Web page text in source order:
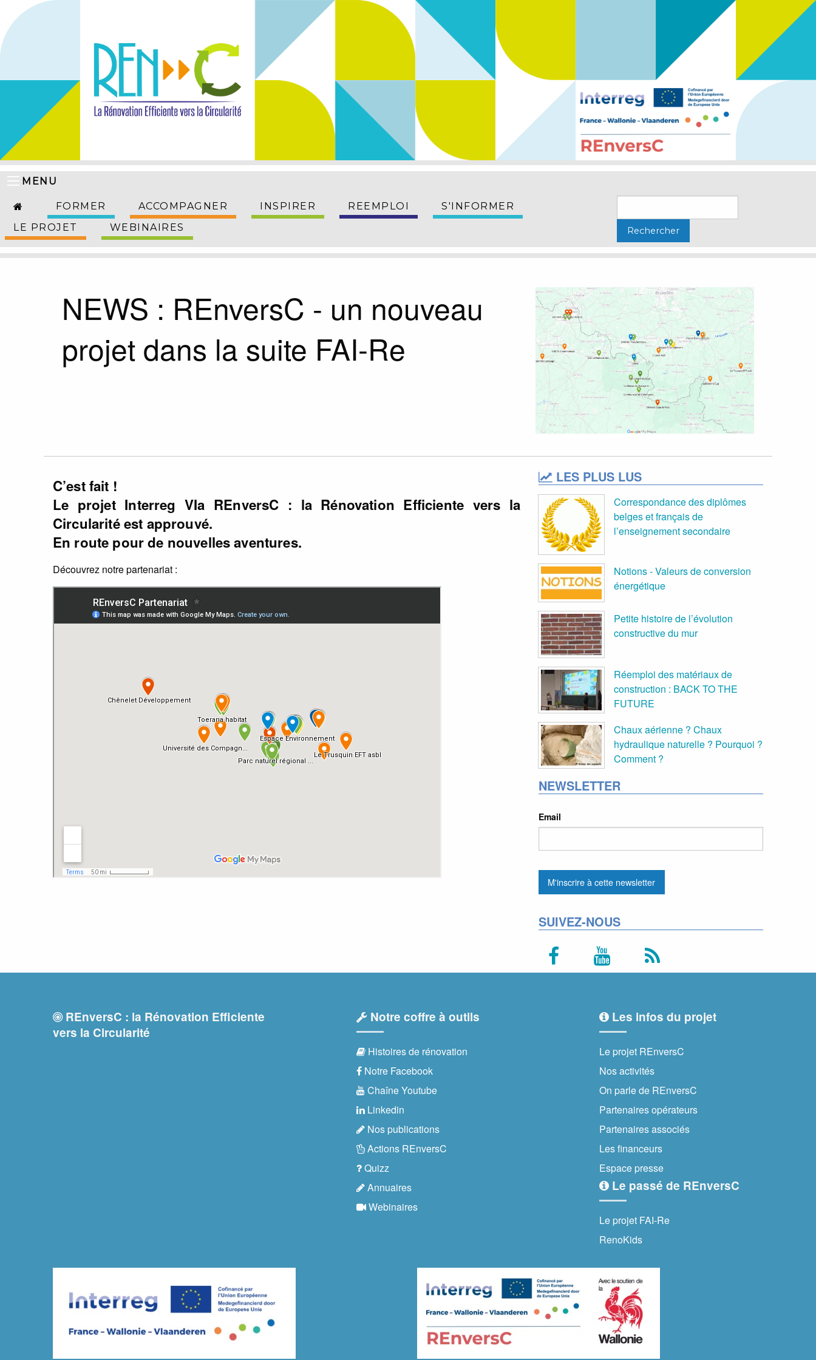
MENU
FORMER ACCOMPAGNER INSPIRER REEMPLOI
S'INFORMER
LE PROJET
WEBINAIRES
NEWS : REnversC - un nouveau
projet dans la suite FAI-Re
C’est fait !
Le projet Interreg VIa REnversC : la Rénovation Efficiente vers la
Circularité est approuvé.
En route pour de nouvelles aventures.
Découvrez notre partenariat :
LES PLUS LUS
Correspondance des diplômes
belges et français de
l’enseignement secondaire
Notions - Valeurs de conversion
énergétique
Petite histoire de l’évolution
constructive du mur
Réemploi des matériaux de
construction : BACK TO THE
FUTURE
Chaux aérienne ? Chaux
hydraulique naturelle ? Pourquoi ?
Comment ?
NEWSLETTER
Email
SUIVEZ-NOUS
REnversC : la Rénovation Efficiente
vers la Circularité
Notre coffre à outils
Histoires de rénovation
Notre Facebook
Chaîne Youtube
Linkedin
Nos publications
Actions REnversC
Quizz
Annuaires
Webinaires
Les infos du projet
Le projet REnversC
Nos activités
On parle de REnversC
Partenaires opérateurs
Partenaires associés
Les financeurs
Espace presse
Le passé de REnversC
Le projet FAI-Re
RenoKids